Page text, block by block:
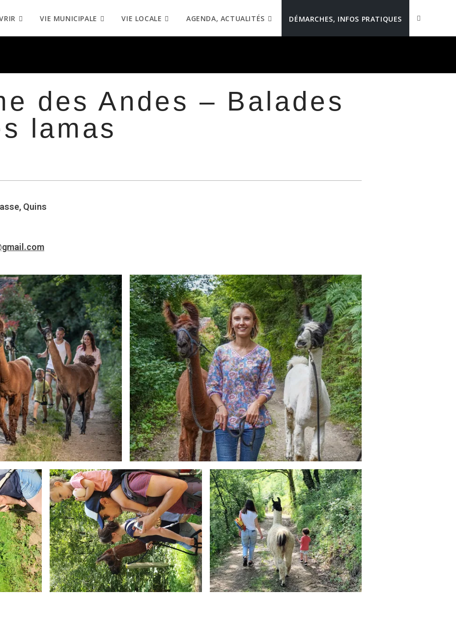
VIE MUNICIPALE VIE LOCALE AGENDA, ACTUALITÉS DÉMARCHES, INFOS PRATIQUES
des Andes – Balades
lamas
Quins